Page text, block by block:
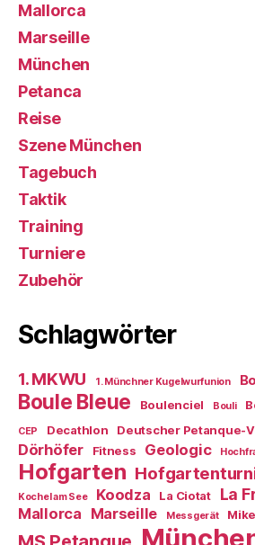
Mallorca
Marseille
München
Petanca
Reise
Szene München
Tagebuch
Taktik
Training
Turniere
Zubehör
Schlagwörter
1. MKWU 1. Münchner Kugelwurfunion
Boule Bleue Boulenciel Bouli
CEP Decathlon Deutscher Petanque-
Dörhöfer Fitness Geologic
Hofgarten
Kochel am See Koodza La Ciotat La
Mallorca Marseille Messgerät